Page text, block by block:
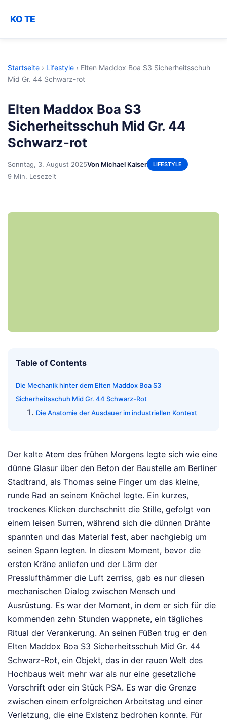
KO TE
Startseite › Lifestyle › Elten Maddox Boa S3 Sicherheitsschuh
Mid Gr. 44 Schwarz-rot
Elten Maddox Boa S3
Sicherheitsschuh Mid Gr. 44
Schwarz-rot
Sonntag, 3. August 2025Von Michael Kaiser LIFESTYLE
9 Min. Lesezeit
Table of Contents
Die Mechanik hinter dem Elten Maddox Boa S3
Sicherheitsschuh Mid Gr. 44 Schwarz-Rot
Die Anatomie der Ausdauer im industriellen Kontext
Der kalte Atem des frühen Morgens legte sich wie eine
dünne Glasur über den Beton der Baustelle am Berliner
Stadtrand, als Thomas seine Finger um das kleine,
runde Rad an seinem Knöchel legte. Ein kurzes,
trockenes Klicken durchschnitt die Stille, gefolgt von
einem leisen Surren, während sich die dünnen Drähte
spannten und das Material fest, aber nachgiebig um
seinen Spann legten. In diesem Moment, bevor die
ersten Kräne anliefen und der Lärm der
Presslufthämmer die Luft zerriss, gab es nur diesen
mechanischen Dialog zwischen Mensch und
Ausrüstung. Es war der Moment, in dem er sich für die
kommenden zehn Stunden wappnete, ein tägliches
Ritual der Verankerung. An seinen Füßen trug er den
Elten Maddox Boa S3 Sicherheitsschuh Mid Gr. 44
Schwarz-Rot, ein Objekt, das in der rauen Welt des
Hochbaus weit mehr war als nur eine gesetzliche
Vorschrift oder ein Stück PSA. Es war die Grenze
zwischen einem erfolgreichen Arbeitstag und einer
Verletzung, die eine Existenz bedrohen konnte. Für